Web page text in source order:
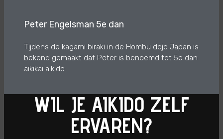
Peter Engelsman 5e dan
Tijdens de kagami biraki in de Hombu dojo Japan is
bekend gemaakt dat Peter is benoemd tot 5e dan
aikikai aikido.
WIL JE AIKIDO ZELF
ERVAREN?